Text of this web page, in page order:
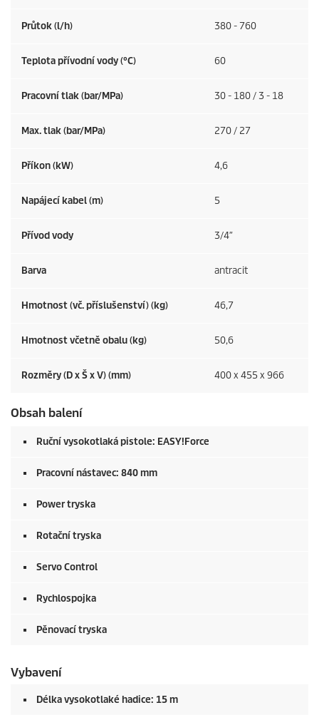
Průtok (l/h) 380 - 760
Teplota přívodní vody (°C) 60
Pracovní tlak (bar/MPa) 30 - 180 / 3 - 18
Max. tlak (bar/MPa) 270 / 27
Příkon (kW) 4,6
Napájecí kabel (m) 5
Přívod vody 3/4″
Barva antracit
Hmotnost (vč. příslušenství) (kg) 46,7
Hmotnost včetně obalu (kg) 50,6
Rozměry (D x Š x V) (mm) 400 x 455 x 966
Obsah balení
Ruční vysokotlaká pistole: EASY!Force
Pracovní nástavec: 840 mm
Power tryska
Rotační tryska
Servo Control
Rychlospojka
Pěnovací tryska
Vybavení
Délka vysokotlaké hadice: 15 m